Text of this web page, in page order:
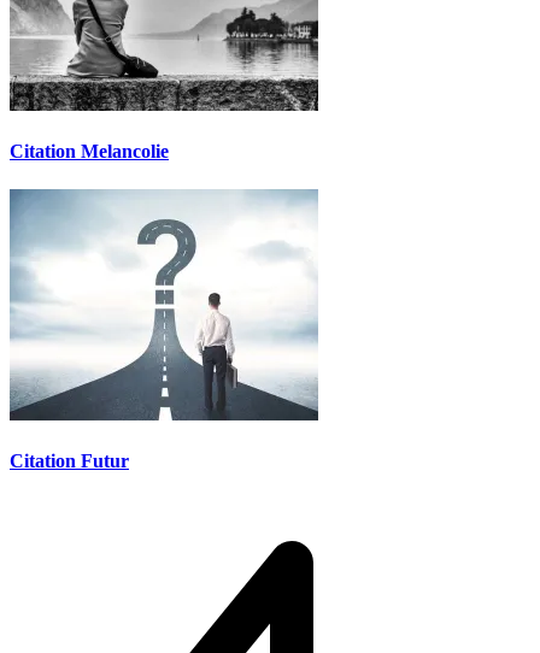
Citation Melancolie
Citation Futur